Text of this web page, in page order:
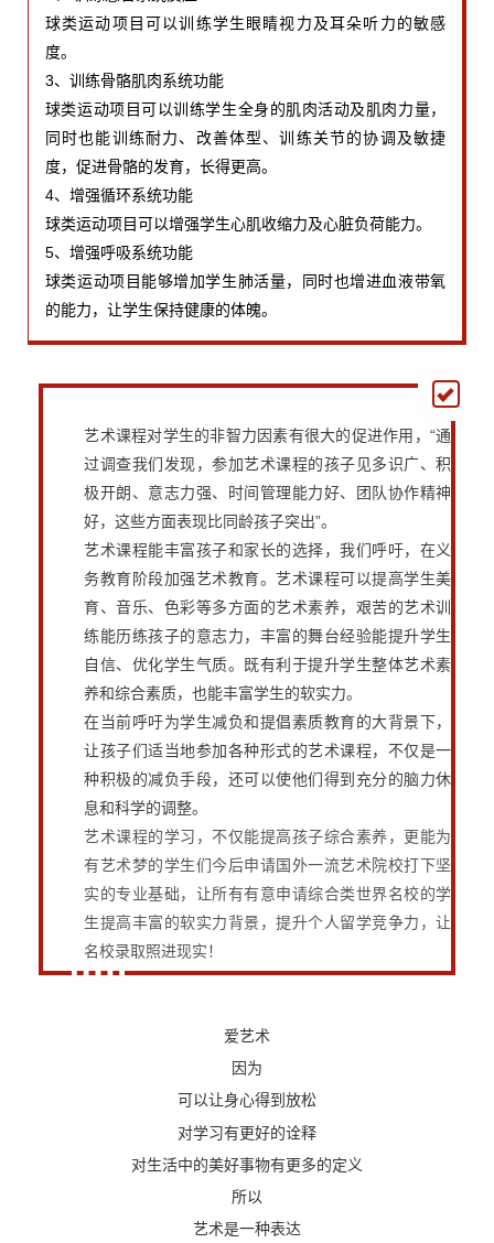
球类运动项目可以训练学生眼睛视力及耳朵听力的敏感
度。
3、训练骨骼肌肉系统功能
球类运动项目可以训练学生全身的肌肉活动及肌肉力量，
同时也能训练耐力、改善体型、训练关节的协调及敏捷
度，促进骨骼的发育，长得更高。
4、增强循环系统功能
球类运动项目可以增强学生心肌收缩力及心脏负荷能力。
5、增强呼吸系统功能
球类运动项目能够增加学生肺活量，同时也增进血液带氧
的能力，让学生保持健康的体魄。
艺术课程对学生的非智力因素有很大的促进作用，“通
过调查我们发现，参加艺术课程的孩子见多识广、积
极开朗、意志力强、时间管理能力好、团队协作精神
好，这些方面表现比同龄孩子突出”。
艺术课程能丰富孩子和家长的选择，我们呼吁，在义
务教育阶段加强艺术教育。艺术课程可以提高学生美
育、音乐、色彩等多方面的艺术素养，艰苦的艺术训
练能历练孩子的意志力，丰富的舞台经验能提升学生
自信、优化学生气质。既有利于提升学生整体艺术素
养和综合素质，也能丰富学生的软实力。
在当前呼吁为学生减负和提倡素质教育的大背景下，
让孩子们适当地参加各种形式的艺术课程，不仅是一
种积极的减负手段，还可以使他们得到充分的脑力休
息和科学的调整。
艺术课程的学习，不仅能提高孩子综合素养，更能为
有艺术梦的学生们今后申请国外一流艺术院校打下坚
实的专业基础，让所有有意申请综合类世界名校的学
生提高丰富的软实力背景，提升个人留学竞争力，让
名校录取照进现实！
爱艺术
因为
可以让身心得到放松
对学习有更好的诠释
对生活中的美好事物有更多的定义
所以
艺术是一种表达